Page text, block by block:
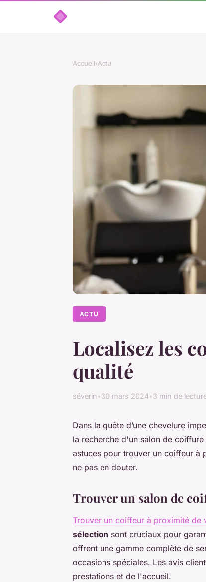
Accueil›Actu
ACTU
Localisez les
qualité
séverin•30 mars 2024•3 min de
Dans la quête d’une chevelure
la recherche d'un salon de
astuces pour trouver un coiffeur à
ne pas en douter.
Trouver un salon de
Trouver un coiffeur à proximité de
sélection sont cruciaux pour
offrent une gamme complète de
occasions spéciales. Les avis
prestations et de l'accueil.